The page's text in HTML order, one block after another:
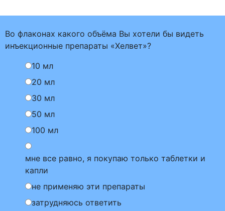
Во флаконах какого объёма Вы хотели бы видеть
инъекционные препараты «Хелвет»?
10 мл
20 мл
30 мл
50 мл
100 мл
мне все равно, я покупаю только таблетки и
капли
не применяю эти препараты
затрудняюсь ответить